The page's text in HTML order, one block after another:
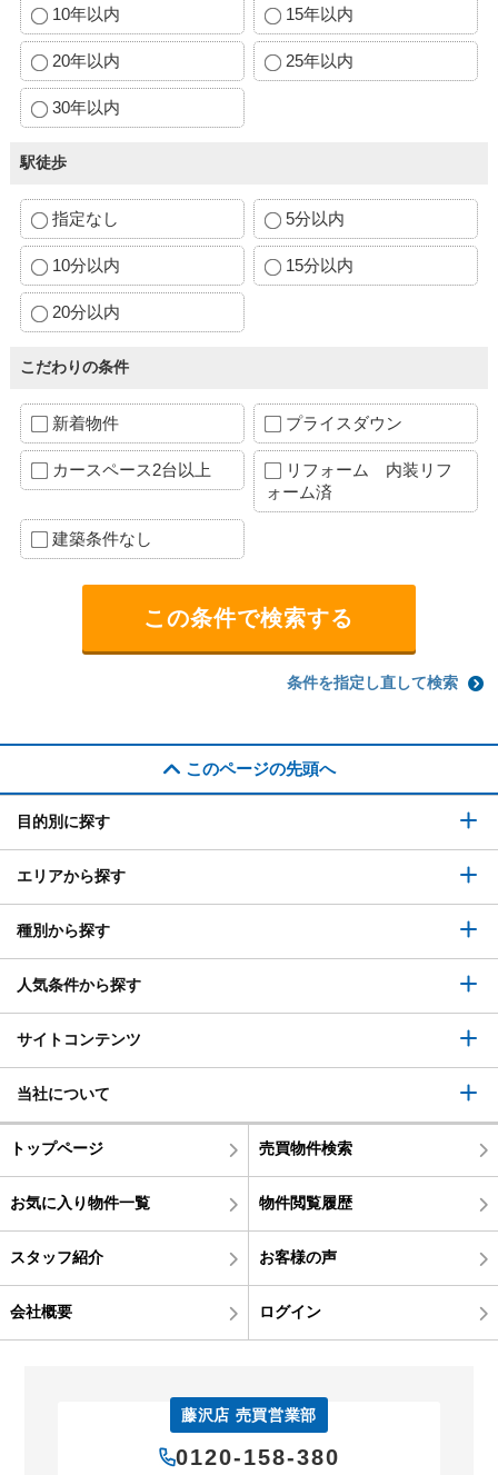
10年以内 15年以内
20年以内 25年以内
30年以内
駅徒歩
指定なし 5分以内
10分以内 15分以内
20分以内
こだわりの条件
新着物件 プライスダウン
カースペース2台以上
リフォーム 内装リフ
ォーム済
建築条件なし
条件を指定し直して検索
このページの先頭へ
目的別に探す
エリアから探す
種別から探す
人気条件から探す
サイトコンテンツ
当社について
トップページ 売買物件検索
お気に入り物件一覧 物件閲覧履歴
スタッフ紹介 お客様の声
会社概要 ログイン
藤沢店 売買営業部
0120-158-380